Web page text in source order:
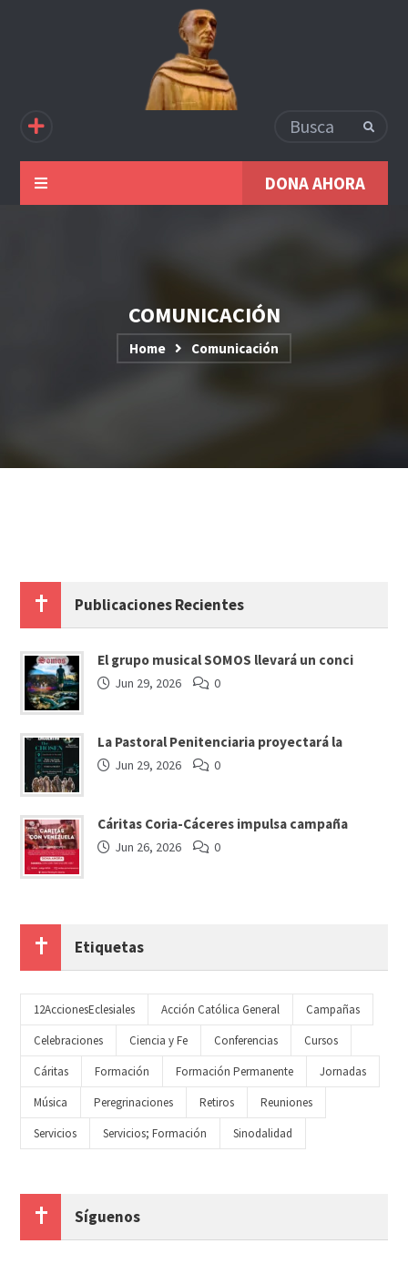
DONA AHORA
COMUNICACIÓN
Home Comunicación
Publicaciones Recientes
El grupo musical SOMOS llevará un conci
Jun 29, 2026 0
La Pastoral Penitenciaria proyectará la
Jun 29, 2026 0
Cáritas Coria-Cáceres impulsa campaña
Jun 26, 2026 0
Etiquetas
12AccionesEclesiales Acción Católica General
Campañas
Celebraciones
Ciencia y Fe Conferencias
Cursos
Cáritas
Formación Formación Permanente
Jornadas
Música
Peregrinaciones Retiros
Reuniones
Servicios
Servicios; Formación Sinodalidad
Síguenos